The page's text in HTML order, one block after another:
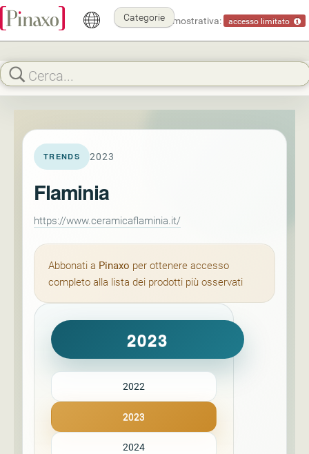
Modalità dimostrativa: accesso limitato
Categorie
TRENDS 2023
Flaminia
https://www.ceramicaflaminia.it/
Abbonati a Pinaxo per ottenere accesso
completo alla lista dei prodotti più osservati
2023
2022
2023
2024